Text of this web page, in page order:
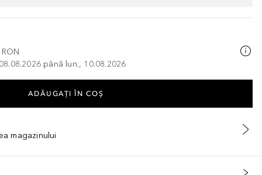
până lun., 10.08.2026
ADĂUGAȚI ÎN COŞ
magazinului